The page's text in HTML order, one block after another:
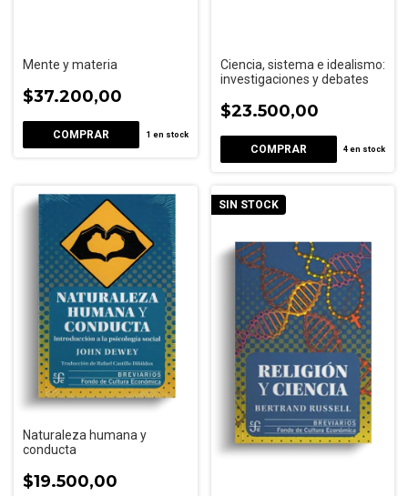
Mente y materia
$37.200,00
1 en stock
Ciencia, sistema e idealismo:
investigaciones y debates
$23.500,00
4 en stock
Naturaleza humana y
conducta
$19.500,00
SIN STOCK